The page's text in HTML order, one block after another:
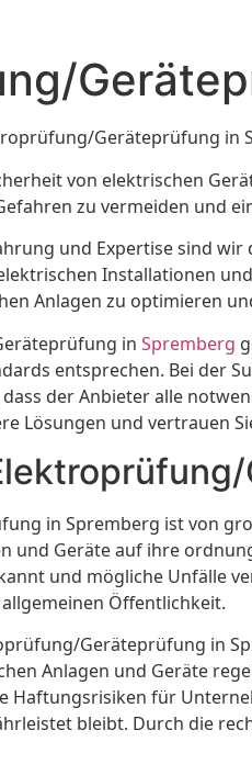
Geräteprüfung in
von elektrischen
zu vermeiden und
und Expertise sind
Installationen
Anlagen zu optimieren
in Spremberg
entsprechen. Bei der
dass der Anbieter alle
Lösungen und vertrauen
in Spremberg ist von
und Geräte auf ihre
und mögliche Unfälle
Öffentlichkeit.
Geräteprüfung in
Anlagen und Geräte
Haftungsrisiken für
bleibt. Durch die